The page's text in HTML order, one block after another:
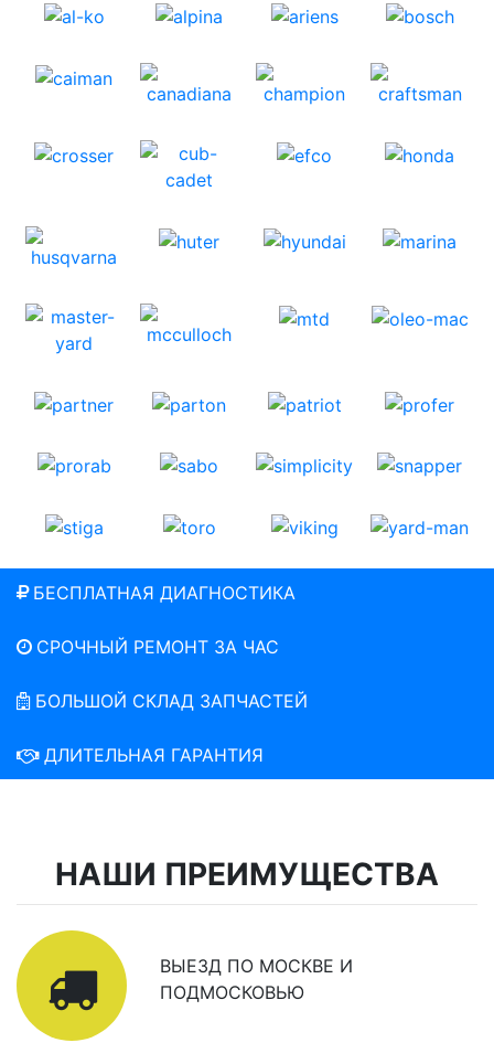
БЕСПЛАТНАЯ ДИАГНОСТИКА
СРОЧНЫЙ РЕМОНТ ЗА ЧАС
БОЛЬШОЙ СКЛАД ЗАПЧАСТЕЙ
ДЛИТЕЛЬНАЯ ГАРАНТИЯ
НАШИ ПРЕИМУЩЕСТВА
ВЫЕЗД ПО МОСКВЕ И
ПОДМОСКОВЬЮ